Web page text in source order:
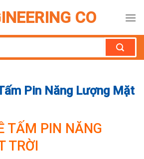
Pin Năng Lượng Mặt
TẤM PIN NĂNG
TRỜI